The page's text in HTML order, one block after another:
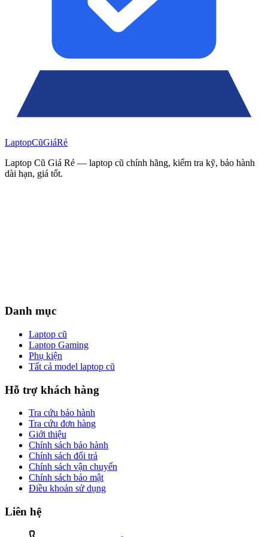
LaptopCũGiáRẻ
Laptop Cũ Giá Rẻ — laptop cũ chính hãng, kiểm tra kỹ, bảo hành
dài hạn, giá tốt.
Danh mục
Laptop cũ
Laptop Gaming
Phụ kiện
Tất cả model laptop cũ
Hỗ trợ khách hàng
Tra cứu bảo hành
Tra cứu đơn hàng
Giới thiệu
Chính sách bảo hành
Chính sách đổi trả
Chính sách vận chuyển
Chính sách bảo mật
Điều khoản sử dụng
Liên hệ